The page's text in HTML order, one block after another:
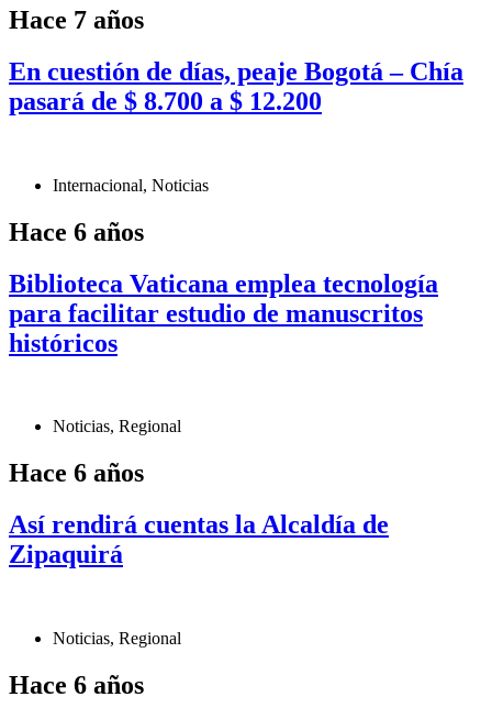
Hace 7 años
En cuestión de días, peaje Bogotá – Chía
pasará de $ 8.700 a $ 12.200
Internacional, Noticias
Hace 6 años
Biblioteca Vaticana emplea tecnología
para facilitar estudio de manuscritos
históricos
Noticias, Regional
Hace 6 años
Así rendirá cuentas la Alcaldía de
Zipaquirá
Noticias, Regional
Hace 6 años